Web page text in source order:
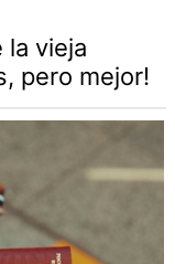
la vieja
pero mejor!